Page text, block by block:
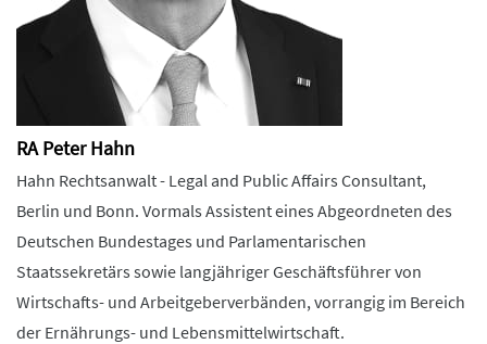
RA Peter Hahn
Hahn Rechtsanwalt - Legal and Public Affairs Consultant,
Berlin und Bonn. Vormals Assistent eines Abgeordneten des
Deutschen Bundestages und Parlamentarischen
Staatssekretärs sowie langjähriger Geschäftsführer von
Wirtschafts- und Arbeitgeberverbänden, vorrangig im Bereich
der Ernährungs- und Lebensmittelwirtschaft.